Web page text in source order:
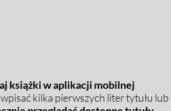
książki w aplikacji mobilnej
kilka pierwszych liter tytułu